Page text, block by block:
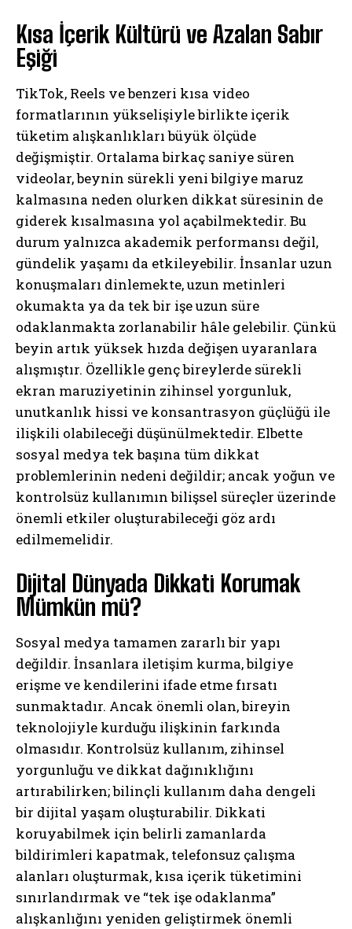
Kısa İçerik Kültürü ve Azalan Sabır
Eşiği
TikTok, Reels ve benzeri kısa video
formatlarının yükselişiyle birlikte içerik
tüketim alışkanlıkları büyük ölçüde
değişmiştir. Ortalama birkaç saniye süren
videolar, beynin sürekli yeni bilgiye maruz
kalmasına neden olurken dikkat süresinin de
giderek kısalmasına yol açabilmektedir. Bu
durum yalnızca akademik performansı değil,
gündelik yaşamı da etkileyebilir. İnsanlar uzun
konuşmaları dinlemekte, uzun metinleri
okumakta ya da tek bir işe uzun süre
odaklanmakta zorlanabilir hâle gelebilir. Çünkü
beyin artık yüksek hızda değişen uyaranlara
alışmıştır. Özellikle genç bireylerde sürekli
ekran maruziyetinin zihinsel yorgunluk,
unutkanlık hissi ve konsantrasyon güçlüğü ile
ilişkili olabileceği düşünülmektedir. Elbette
sosyal medya tek başına tüm dikkat
problemlerinin nedeni değildir; ancak yoğun ve
kontrolsüz kullanımın bilişsel süreçler üzerinde
önemli etkiler oluşturabileceği göz ardı
edilmemelidir.
Dijital Dünyada Dikkati Korumak
Mümkün mü?
Sosyal medya tamamen zararlı bir yapı
değildir. İnsanlara iletişim kurma, bilgiye
erişme ve kendilerini ifade etme fırsatı
sunmaktadır. Ancak önemli olan, bireyin
teknolojiyle kurduğu ilişkinin farkında
olmasıdır. Kontrolsüz kullanım, zihinsel
yorgunluğu ve dikkat dağınıklığını
artırabilirken; bilinçli kullanım daha dengeli
bir dijital yaşam oluşturabilir. Dikkati
koruyabilmek için belirli zamanlarda
bildirimleri kapatmak, telefonsuz çalışma
alanları oluşturmak, kısa içerik tüketimini
sınırlandırmak ve “tek işe odaklanma”
alışkanlığını yeniden geliştirmek önemli